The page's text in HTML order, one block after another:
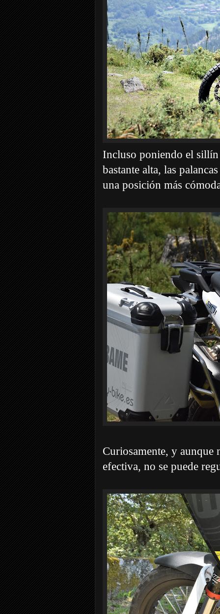
Incluso poniendo el sillín
bastante alta, las
una posición más
Curiosamente, y aunque
efectiva, no se puede